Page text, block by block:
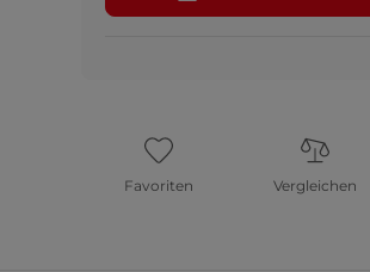
Favoriten Vergleichen